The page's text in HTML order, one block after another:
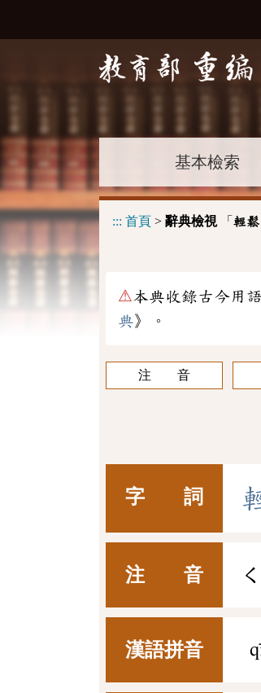
基本檢索
::: 首頁 > 辭典檢視「 輕
⚠本典收錄古今用語
典》。
注 音
字 詞
注 音
漢語拼音